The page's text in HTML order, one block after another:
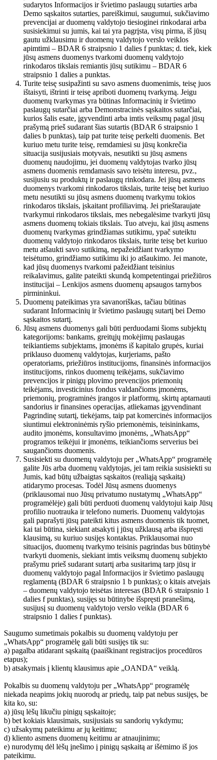
sudarytos Informacijos ir švietimo paslaugų sutarties arba
Demo sąskaitos sutarties, pareiškimui, saugumui, sukčiavimo
prevencijai ar duomenų valdytojo tiesioginei rinkodarai arba
susisiekimui su jumis, kai tai yra pagrįsta, visų pirma, iš jūsų
gautu užklausimu ir duomenų valdytojo verslo veiklos
apimtimi – BDAR 6 straipsnio 1 dalies f punktas; d. tiek, kiek
jūsų asmens duomenys tvarkomi duomenų valdytojo
rinkodaros tikslais remiantis jūsų sutikimu – BDAR 6
straipsnio 1 dalies a punktas.
Turite teisę susipažinti su savo asmens duomenimis, teisę juos
ištaisyti, ištrinti ir teisę apriboti duomenų tvarkymą. Jeigu
duomenų tvarkymas yra būtinas Informacinių ir švietimo
paslaugų sutarčiai arba Demonstracinės sąskaitos sutarčiai,
kurios šalis esate, įgyvendinti arba imtis veiksmų pagal jūsų
prašymą prieš sudarant šias sutartis (BDAR 6 straipsnio 1
dalies b punktas), taip pat turite teisę perkelti duomenis. Bet
kuriuo metu turite teisę, remdamiesi su jūsų konkrečia
situacija susijusiais motyvais, nesutikti su jūsų asmens
duomenų naudojimu, jei duomenų valdytojas tvarko jūsų
asmens duomenis remdamasis savo teisėtu interesu, pvz.,
susijusiu su produktų ir paslaugų rinkodara. Jei jūsų asmens
duomenys tvarkomi rinkodaros tikslais, turite teisę bet kuriuo
metu nesutikti su jūsų asmens duomenų tvarkymu tokios
rinkodaros tikslais, įskaitant profiliavimą. Jei prieštaraujate
tvarkymui rinkodaros tikslais, mes nebegalėsime tvarkyti jūsų
asmens duomenų tokiais tikslais. Tuo atveju, kai jūsų asmens
duomenų tvarkymas grindžiamas sutikimu, ypač suteiktu
duomenų valdytojo rinkodaros tikslais, turite teisę bet kuriuo
metu atšaukti savo sutikimą, nepažeidžiant tvarkymo
teisėtumo, grindžiamo sutikimu iki jo atšaukimo. Jei manote,
kad jūsų duomenys tvarkomi pažeidžiant teisinius
reikalavimus, galite pateikti skundą kompetentingai priežiūros
institucijai – Lenkijos asmens duomenų apsaugos tarnybos
pirmininkui.
Duomenų pateikimas yra savanoriškas, tačiau būtinas
sudarant Informacinių ir švietimo paslaugų sutartį bei Demo
sąskaitos sutartį.
Jūsų asmens duomenys gali būti perduodami šioms subjektų
kategorijoms: bankams, greitųjų mokėjimų paslaugas
teikiantiems subjektams, įmonėms iš kapitalo grupės, kuriai
priklauso duomenų valdytojas, kurjeriams, pašto
operatoriams, priežiūros institucijoms, finansinės informacijos
institucijoms, rinkos duomenų teikėjams, sukčiavimo
prevencijos ir pinigų plovimo prevencijos priemonių
teikėjams, investicinius fondus valdančioms įmonėms,
priemonių, programinės įrangos ir platformų, skirtų aptarnauti
sandorius ir finansines operacijas, atliekamas įgyvendinant
Pagrindinę sutartį, tiekėjams, taip pat komercinės informacijos
siuntimui elektroninėmis ryšio priemonėmis, teisininkams,
audito įmonėms, konsultavimo įmonėms, „WhatsApp“
programos teikėjui ir įmonėms, teikiančioms serverius bei
saugančioms duomenis.
Susisiekti su duomenų valdytoju per „WhatsApp“ programėlę
galite Jūs arba duomenų valdytojas, jei tam reikia susisiekti su
Jumis, kad būtų užbaigtas sąskaitos (realiąją sąskaitą)
atidarymo procesas. Todėl Jūsų asmens duomenys
(priklausomai nuo Jūsų privatumo nustatymų „WhatsApp“
programėlėje) gali būti perduoti duomenų valdytojui kaip Jūsų
profilio nuotrauka ir telefono numeris. Duomenų valdytojas
gali paprašyti jūsų pateikti kitus asmens duomenis tik tuomet,
kai tai būtina, siekiant atsakyti į jūsų užklausą arba išspręsti
klausimą, su kuriuo susijęs kontaktas. Priklausomai nuo
situacijos, duomenų tvarkymo teisinis pagrindas bus būtinybė
tvarkyti duomenis, siekiant imtis veiksmų duomenų subjekto
prašymu prieš sudarant sutartį arba susitarimą tarp jūsų ir
duomenų valdytojo pagal Informacijos ir švietimo paslaugų
reglamentą (BDAR 6 straipsnio 1 b punktas); o kitais atvejais
– duomenų valdytojo teisėtas interesas (BDAR 6 straipsnio 1
dalies f punktas), susijęs su būtinybe išspręsti pranešimą,
susijusį su duomenų valdytojo verslo veikla (BDAR 6
straipsnio 1 dalies f punktas).
Saugumo sumetimais pokalbis su duomenų valdytoju per
„WhatsApp“ programėlę gali būti susijęs tik su:
a) pagalba atidarant sąskaitą (paaiškinant registracijos procedūros
etapus);
b) atsakymais į klientų klausimus apie „OANDA“ veiklą.
Pokalbis su duomenų valdytoju per „WhatsApp“ programėlę
niekada neapims jokių nuorodų ar priedų, taip pat nebus susijęs, be
kita ko, su:
a) jūsų lėšų likučiu pinigų sąskaitoje;
b) bet kokiais klausimais, susijusiais su sandorių vykdymu;
c) užsakymų pateikimu ar jų keitimu;
d) kliento asmens duomenų keitimu ar atnaujinimu;
e) nurodymų dėl lėšų įnešimo į pinigų sąskaitą ar išėmimo iš jos
pateikimu.